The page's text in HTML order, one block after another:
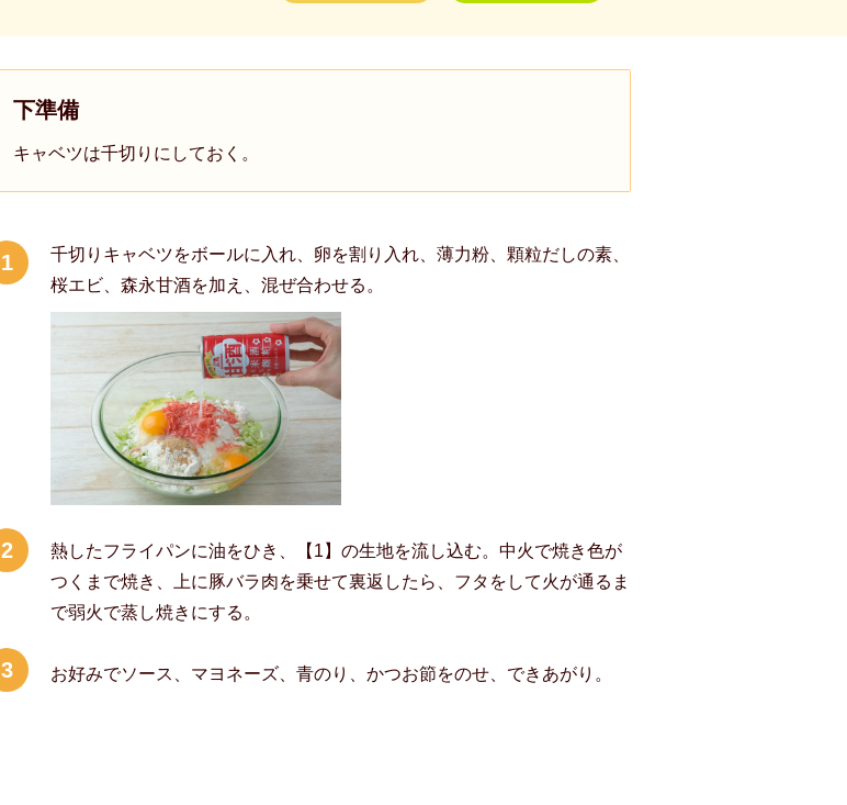
下準備
キャベツは千切りにしておく。
1
千切りキャベツをボールに入れ、卵を割り入れ、薄力粉、顆粒だしの素、
桜エビ、森永甘酒を加え、混ぜ合わせる。
2
熱したフライパンに油をひき、【1】の生地を流し込む。中火で焼き色が
つくまで焼き、上に豚バラ肉を乗せて裏返したら、フタをして火が通るま
で弱火で蒸し焼きにする。
3 お好みでソース、マヨネーズ、青のり、かつお節をのせ、できあがり。